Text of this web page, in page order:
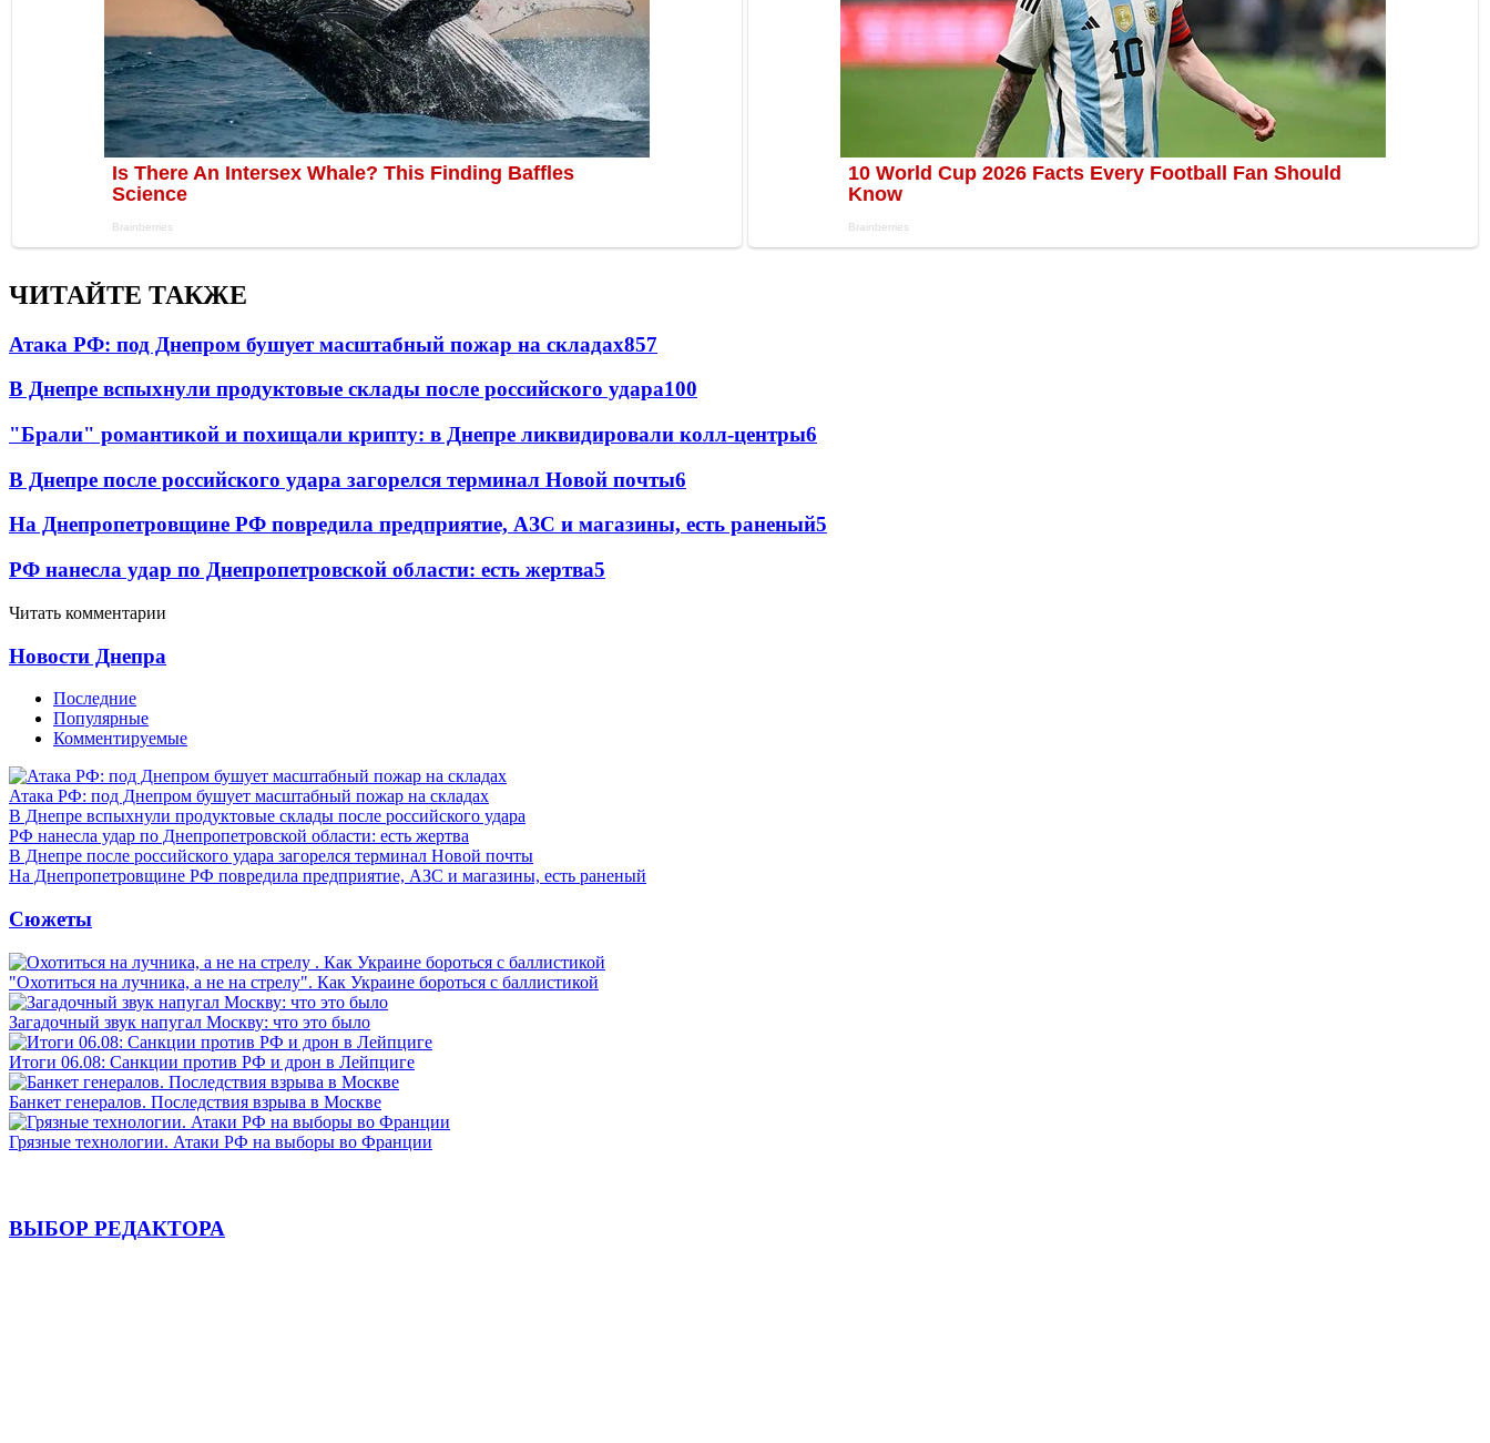
ЧИТАЙТЕ ТАКЖЕ
Атака РФ: под Днепром бушует масштабный пожар на складах857
В Днепре вспыхнули продуктовые склады после российского удара100
"Брали" романтикой и похищали крипту: в Днепре ликвидировали колл-центры6
В Днепре после российского удара загорелся терминал Новой почты6
На Днепропетровщине РФ повредила предприятие, АЗС и магазины, есть раненый5
РФ нанесла удар по Днепропетровской области: есть жертва5
Читать комментарии
Новости Днепра
Последние
Популярные
Комментируемые
Атака РФ: под Днепром бушует масштабный пожар на складах
В Днепре вспыхнули продуктовые склады после российского удара
РФ нанесла удар по Днепропетровской области: есть жертва
В Днепре после российского удара загорелся терминал Новой почты
На Днепропетровщине РФ повредила предприятие, АЗС и магазины, есть раненый
Сюжеты
"Охотиться на лучника, а не на стрелу". Как Украине бороться с баллистикой
Загадочный звук напугал Москву: что это было
Итоги 06.08: Санкции против РФ и дрон в Лейпциге
Банкет генералов. Последствия взрыва в Москве
Грязные технологии. Атаки РФ на выборы во Франции
ВЫБОР РЕДАКТОРА